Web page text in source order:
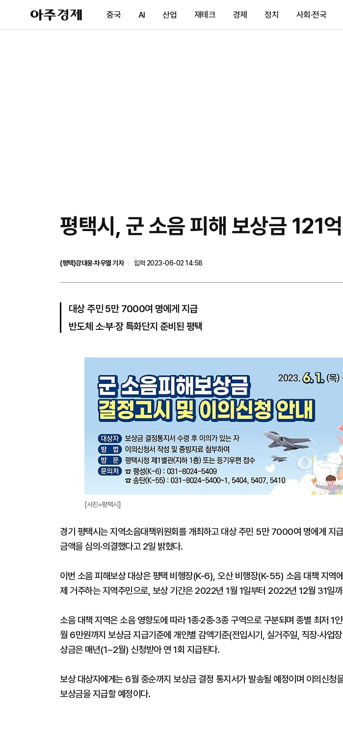
아
주
제
중국 AI 산업 재테크 경제 정치 사회·전국
평택시, 군 소음 피해 보상금 121
(평택)강대웅·차우열 기자
입력 2023-06-02 14:58
대상 주민 5만 7000여 명에게 지급
반도체 소·부·장 특화단지 준비된 평택
[사진=평택시]
경기 평택시는 지역소음대책위원회를 개최하고 대상 주민 5만 7000여 명에게 지
금액을 심의·의결했다고 2일 밝혔다.
이번 소음 피해보상 대상은 평택 비행장(K-6), 오산 비행장(K-55) 소음 대책 지역
제 거주하는 지역주민으로, 보상 기간은 2022년 1월 1일부터 2022년 12월 31일
소음 대책 지역은 소음 영향도에 따라 1종·2종·3종 구역으로 구분되며 종별 최저 1
월 6만원까지 보상금 지급기준에 개인별 감액기준(전입시기, 실거주일, 직장·사업
상금은 매년(1~2월) 신청받아 연 1회 지급된다.
보상 대상자에게는 6월 중순까지 보상금 결정 통지서가 발송될 예정이며 이의신청
보상금을 지급할 예정이다.